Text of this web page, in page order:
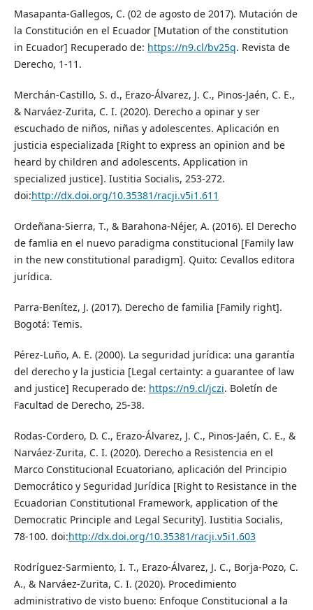
Masapanta-Gallegos, C. (02 de agosto de 2017). Mutación de
la Constitución en el Ecuador [Mutation of the constitution
in Ecuador] Recuperado de: https://n9.cl/bv25q. Revista de
Derecho, 1-11.
Merchán-Castillo, S. d., Erazo-Álvarez, J. C., Pinos-Jaén, C. E.,
& Narváez-Zurita, C. I. (2020). Derecho a opinar y ser
escuchado de niños, niñas y adolescentes. Aplicación en
justicia especializada [Right to express an opinion and be
heard by children and adolescents. Application in
specialized justice]. Iustitia Socialis, 253-272.
doi:http://dx.doi.org/10.35381/racji.v5i1.611
Ordeñana-Sierra, T., & Barahona-Néjer, A. (2016). El Derecho
de famlia en el nuevo paradigma constitucional [Family law
in the new constitutional paradigm]. Quito: Cevallos editora
jurídica.
Parra-Benítez, J. (2017). Derecho de familia [Family right].
Bogotá: Temis.
Pérez-Luño, A. E. (2000). La seguridad jurídica: una garantía
del derecho y la justicia [Legal certainty: a guarantee of law
and justice] Recuperado de: https://n9.cl/jczi. Boletín de
Facultad de Derecho, 25-38.
Rodas-Cordero, D. C., Erazo-Álvarez, J. C., Pinos-Jaén, C. E., &
Narváez-Zurita, C. I. (2020). Derecho a Resistencia en el
Marco Constitucional Ecuatoriano, aplicación del Principio
Democrático y Seguridad Jurídica [Right to Resistance in the
Ecuadorian Constitutional Framework, application of the
Democratic Principle and Legal Security]. Iustitia Socialis,
78-100. doi:http://dx.doi.org/10.35381/racji.v5i1.603
Rodríguez-Sarmiento, I. T., Erazo-Álvarez, J. C., Borja-Pozo, C.
A., & Narváez-Zurita, C. I. (2020). Procedimiento
administrativo de visto bueno: Enfoque Constitucional a la